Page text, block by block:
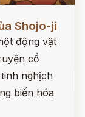
Shojo-ji
động vật
cổ
nghịch
biến hóa